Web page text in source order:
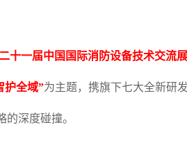
十一届中国国际消防设备技术交流
护全域”为主题，携旗下七大全新研
深度碰撞。